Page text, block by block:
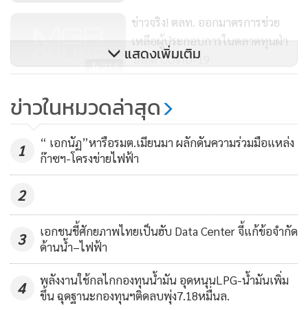
216
ข่าวจริง! ตลท. ออกมาตรการช่วย
เหลือผู้ประกอบการในตลาดทุนฝ่า
วิกฤต COVID-19
175
อุตสาหกรรม จัดส่งหน้ากากอนามัย
ชนิดผ้า แจกจ่ายประชาชนใช้ป้องกัน
COVID–19
แสดงเพิ่มเติม
ข่าวในหมวดล่าสุด
1
“ เอกนัฏ”หารือรมต.เมียนมา ผลักดันความร่วมมือแหล่ง
ก๊าซฯ-โครงข่ายไฟฟ้า
2
3
เอกชนชี้ศักยภาพไทยเป็นฮับ Data Center จี้แก้ข้อจำกัด
ด้านน้ำ–ไฟฟ้า
4
พลังงานใช้กลไกกองทุนน้ำมัน อุดหนุนLPG-น้ำมันเพิ่ม
ขึ้น ฉุดฐานะกองทุนฯติดลบพุ่ง7.18หมื่นล.